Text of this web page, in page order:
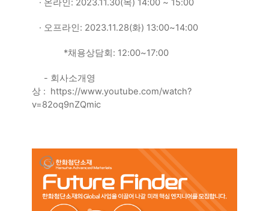
· 온라인: 2023.11.30(목) 14:00 ~ 15:00
· 오프라인: 2023.11.28(화) 13:00~14:00
*채용상담회: 12:00~17:00
- 회사소개영
상 : https://www.youtube.com/watch?
v=82oq9nZQmic